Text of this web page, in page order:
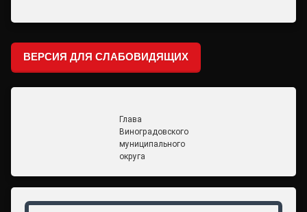
ВЕРСИЯ ДЛЯ СЛАБОВИДЯЩИХ
Глава
Виноградовского
муниципального
округа